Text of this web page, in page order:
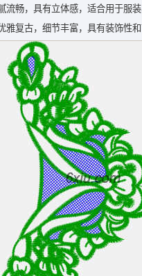
流畅，具有立体感，适合用于服
雅复古，细节丰富，具有装饰性和